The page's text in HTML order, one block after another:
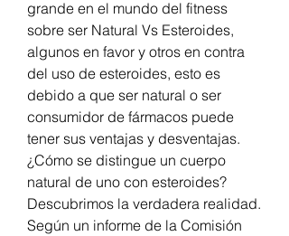
grande en el mundo del fitness
sobre ser Natural Vs Esteroides,
algunos en favor y otros en contra
del uso de esteroides, esto es
debido a que ser natural o ser
consumidor de fármacos puede
tener sus ventajas y desventajas.
¿Cómo se distingue un cuerpo
natural de uno con esteroides?
Descubrimos la verdadera realidad.
Según un informe de la Comisión